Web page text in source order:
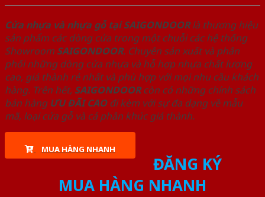
Cửa nhựa và nhựa gỗ tại SAIGONDOORlà thương hiệu
sản phẩm các dòng cửa trong một chuỗi các hệ thống
Showroom SAIGONDOOR. Chuyên sản xuất và phân
phối những dòng cửa nhựa và hỗ hợp nhựa chất lượng
cao, giá thành rẻ nhất và phù hợp với mọi nhu cầu khách
hàng. Trên hết, SAIGONDOORcòn có những chính sách
bán hàng ƯU ĐÃI CAOđi kèm với sự đa dạng về mẫu
mã, loại cửa gỗ và cả phân khúc giá thành.
MUA HÀNG NHANH
ĐĂNG KÝ
MUA HÀNG NHANH